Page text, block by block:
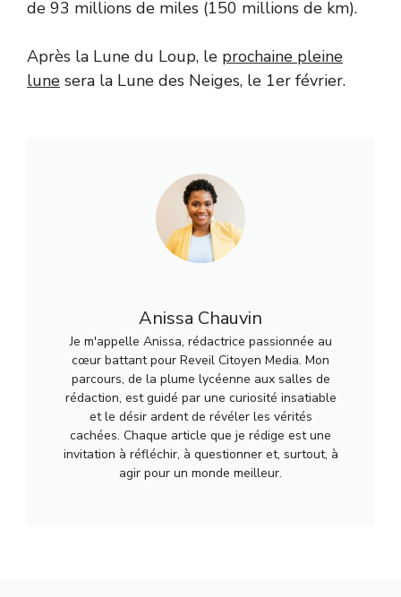
de 93 millions de miles (150 millions de km).
Après la Lune du Loup, le prochaine pleine
lune sera la Lune des Neiges, le 1er février.
Anissa Chauvin
Je m'appelle Anissa, rédactrice passionnée au
cœur battant pour Reveil Citoyen Media. Mon
parcours, de la plume lycéenne aux salles de
rédaction, est guidé par une curiosité insatiable
et le désir ardent de révéler les vérités
cachées. Chaque article que je rédige est une
invitation à réfléchir, à questionner et, surtout, à
agir pour un monde meilleur.